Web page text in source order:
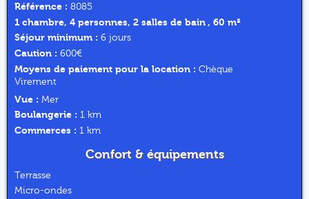
Référence : 8085
1 chambre, 4 personnes, 2 salles de bain , 60 m²
Séjour minimum : 6 jours
Caution : 600€
Moyens de paiement pour la location : Chèque
Virement
Vue : Mer
Boulangerie : 1 km
Commerces : 1 km
Confort & équipements
Terrasse
Micro-ondes